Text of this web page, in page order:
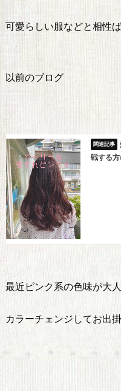
可愛らしい服などと相性
以前のブログ
戦する方
最近ピンク系の色味が大人
カラーチェンジしてお出